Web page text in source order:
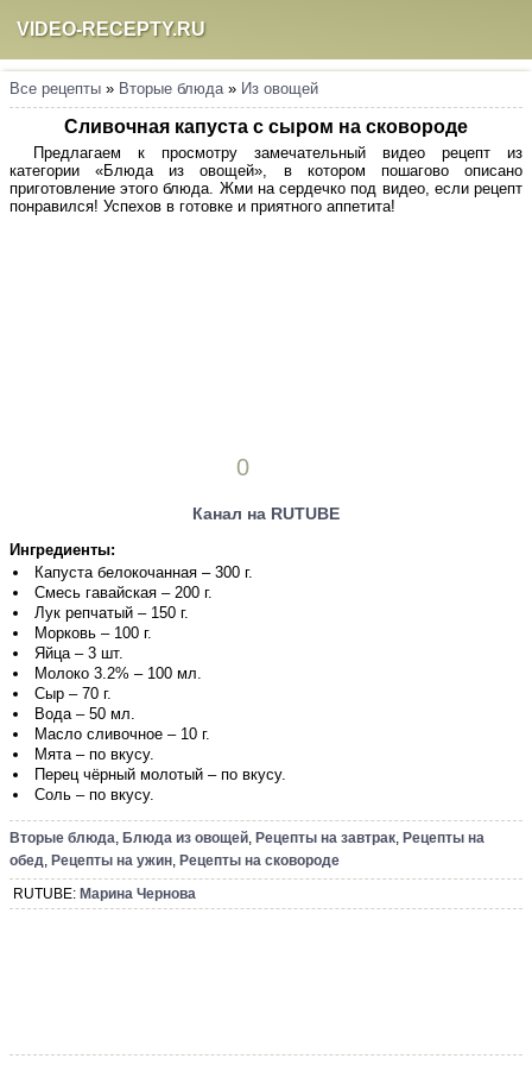
VIDEO-RECEPTY.RU
Все рецепты » Вторые блюда» Из овощей
Сливочная капуста с сыром на сковороде
Предлагаем к просмотру замечательный видео рецепт из
категории «Блюда из овощей», в котором пошагово описано
приготовление этого блюда. Жми на сердечко под видео, если рецепт
понравился! Успехов в готовке и приятного аппетита!
0
Канал на RUTUBE
Ингредиенты:
Капуста белокочанная – 300 г.
Смесь гавайская – 200 г.
Лук репчатый – 150 г.
Морковь – 100 г.
Яйца – 3 шт.
Молоко 3.2% – 100 мл.
Сыр – 70 г.
Вода – 50 мл.
Масло сливочное – 10 г.
Мята – по вкусу.
Перец чёрный молотый – по вкусу.
Соль – по вкусу.
Вторые блюда, Блюда из овощей, Рецепты на завтрак, Рецепты на
обед, Рецепты на ужин, Рецепты на сковороде
RUTUBE: Марина Чернова